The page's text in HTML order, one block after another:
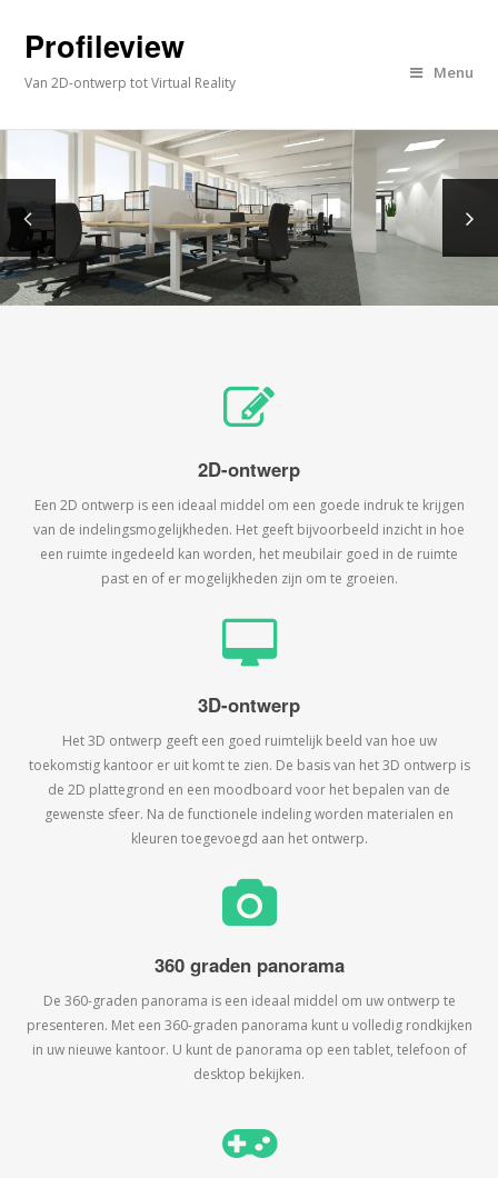
Profileview
Van 2D-ontwerp tot Virtual Reality
Menu
2D-ontwerp
Een 2D ontwerp is een ideaal middel om een goede indruk te krijgen
van de indelingsmogelijkheden. Het geeft bijvoorbeeld inzicht in hoe
een ruimte ingedeeld kan worden, het meubilair goed in de ruimte
past en of er mogelijkheden zijn om te groeien.
3D-ontwerp
Het 3D ontwerp geeft een goed ruimtelijk beeld van hoe uw
toekomstig kantoor er uit komt te zien. De basis van het 3D ontwerp is
de 2D plattegrond en een moodboard voor het bepalen van de
gewenste sfeer. Na de functionele indeling worden materialen en
kleuren toegevoegd aan het ontwerp.
360 graden panorama
De 360-graden panorama is een ideaal middel om uw ontwerp te
presenteren. Met een 360-graden panorama kunt u volledig rondkijken
in uw nieuwe kantoor. U kunt de panorama op een tablet, telefoon of
desktop bekijken.